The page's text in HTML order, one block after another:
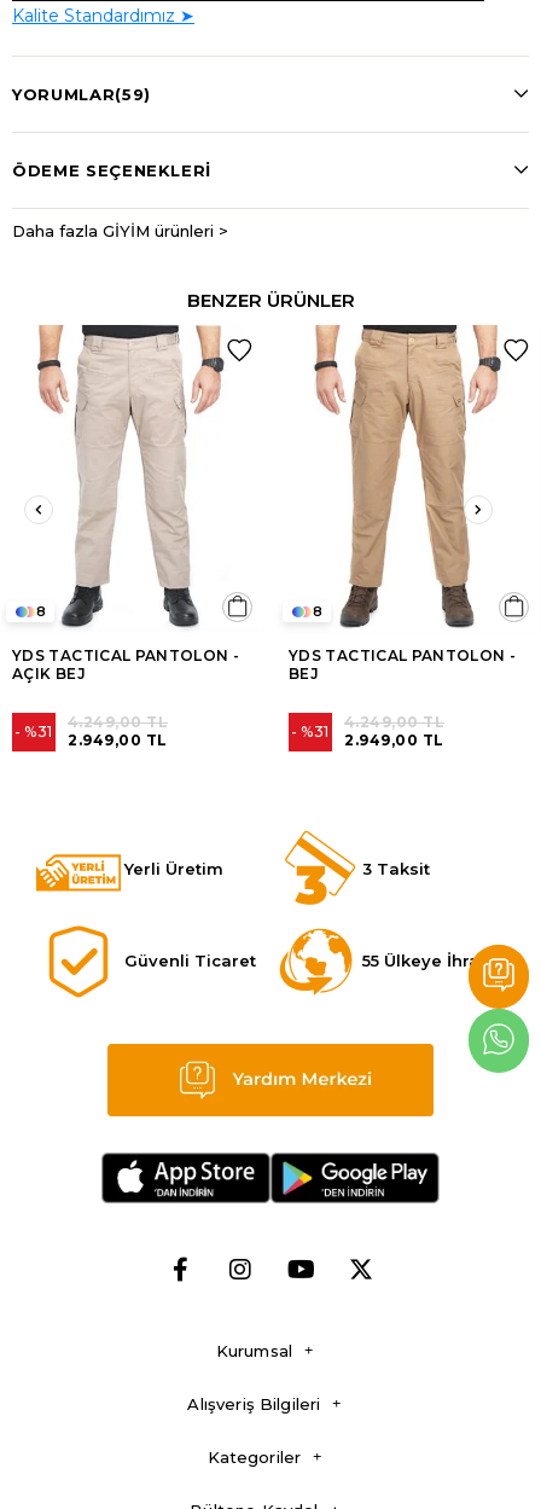
Kalite Standardımız ➤
YORUMLAR(59)
ÖDEME SEÇENEKLERI
Daha fazla GİYİM ürünleri >
BENZER ÜRÜNLER
YDS TACTICAL PANTOLON -
AÇIK BEJ
%31 2.949,00 TL
4.249,00 TL
8
YDS TACTICAL PANTOLON -
BEJ
%31 2.949,00 TL
4.249,00 TL
8
Yerli Üretim 3 Taksit
Güvenli Ticaret 55 Ülkeye İhracat
Kurumsal
Alışveriş Bilgileri
Kategoriler